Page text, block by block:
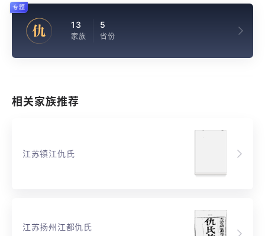
仇 13
家族
5
省份
专题
相关家族推荐
江苏镇江仇氏
江苏扬州江都仇氏